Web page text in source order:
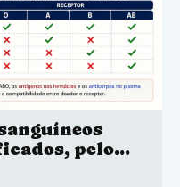
pelo